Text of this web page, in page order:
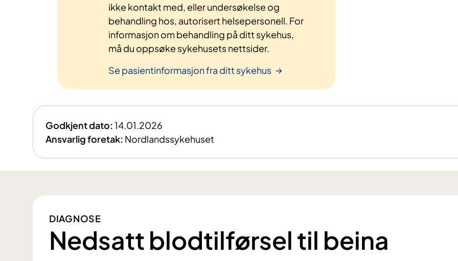
ikke kontakt med, eller undersøkelse og
behandling hos, autorisert helsepersonell. For
informasjon om behandling på ditt sykehus,
må du oppsøke sykehusets nettsider.
Se pasientinformasjon fra ditt sykehus
Godkjent dato:14.01.2026
Ansvarlig foretak: Nordlandssykehuset
DIAGNOSE
Nedsatt blodtilførsel til beina